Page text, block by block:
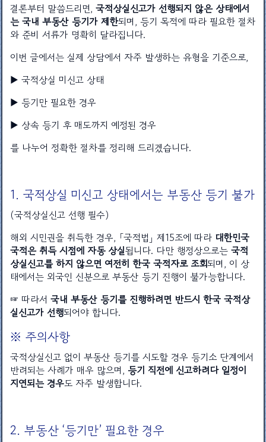
결론부터 말씀드리면,국적상실신고가 선행되지 않은 상태에서
는 국내 부동산 등기가 제한되며, 등기 목적에 따라 필요한 절차
와 준비 서류가 명확히 달라집니다.
이번 글에서는 실제 상담에서 자주 발생하는 유형을 기준으로,
▶ 국적상실 미신고 상태
▶ 등기만 필요한 경우
▶ 상속 등기 후 매도까지 예정된 경우
를 나누어 정확한 절차를 정리해 드리겠습니다.
1. 국적상실 미신고 상태에서는 부동산 등기 불가
(국적상실신고 선행 필수)
해외 시민권을 취득한 경우, 「국적법」 제15조에 따라 대한민국
국적은 취득 시점에 자동 상실됩니다. 다만 행정상으로는국적
상실신고를 하지 않으면 여전히 한국 국적자로 조회되며, 이 상
태에서는 외국인 신분으로 부동산 등기 진행이 불가능합니다.
☞ 따라서국내 부동산 등기를 진행하려면 반드시 한국 국적상
실신고가 선행되어야 합니다.
※ 주의사항
국적상실신고 없이 부동산 등기를 시도할 경우 등기소 단계에서
반려되는 사례가 매우 많으며, 등기 직전에 신고하려다 일정이
지연되는 경우도 자주 발생합니다.
2. 부동산 ‘등기만’ 필요한 경우